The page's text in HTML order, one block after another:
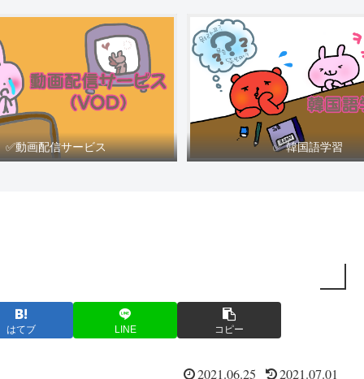
✅動画配信サービス ✅ 韓国語学習
はてブ LINE コピー
2021.06.25 2021.07.01